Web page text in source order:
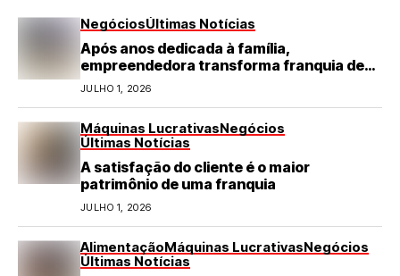
NegóciosÚltimas Notícias
Após anos dedicada à família,
empreendedora transforma franquia de
turismo em negócio de destaque no RN
JULHO 1, 2026
Máquinas LucrativasNegócios
Últimas Notícias
A satisfação do cliente é o maior
patrimônio de uma franquia
JULHO 1, 2026
AlimentaçãoMáquinas LucrativasNegócios
Últimas Notícias